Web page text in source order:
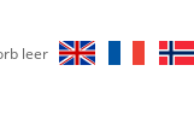
leer